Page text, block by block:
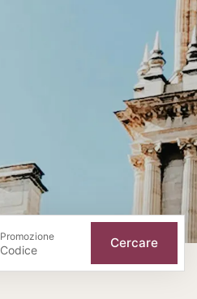
Promozione Cercare